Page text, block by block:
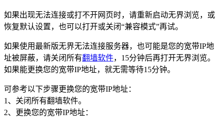
如果出现无法连接或打不开网页时，请重新启动无界浏览，或
恢复默认设置，也可以打开或关闭“兼容模式”再试。
如果使用最新版无界无法连接服务器，也可能是您的宽带IP地
址被屏蔽，请关闭所有翻墙软件，15分钟后再打开无界浏览。
如果能更换您的宽带IP地址，就无需等待15分钟。
可参考以下步骤更换您的宽带IP地址：
1、关闭所有翻墙软件。
2、更换您的宽带IP地址：